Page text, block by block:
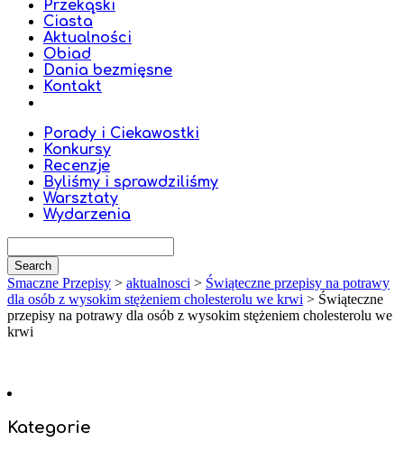
Przekąski
Ciasta
Aktualności
Obiad
Dania bezmięsne
Kontakt
Porady i Ciekawostki
Konkursy
Recenzje
Byliśmy i sprawdziliśmy
Warsztaty
Wydarzenia
Smaczne Przepisy > aktualnosci > Świąteczne przepisy na potrawy
dla osób z wysokim stężeniem cholesterolu we krwi > Świąteczne
przepisy na potrawy dla osób z wysokim stężeniem cholesterolu we
krwi
Kategorie